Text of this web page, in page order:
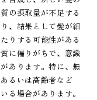
の摂取量が不足する
、結果として髪が細
りする可能性がある
に偏りがちで、意識
あります。特に、無
るいは高齢者など
る場合があります。